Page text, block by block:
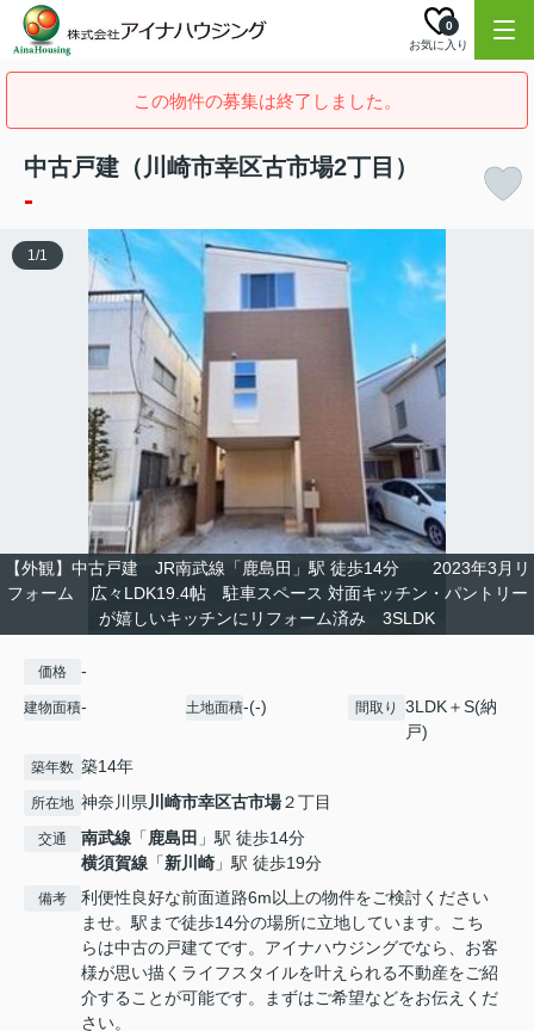
お気に入り
0
この物件の募集は終了しました。
中古戸建（川崎市幸区古市場2丁目）
-
【外観】中古戸建 JR南武線「鹿島田」駅 徒歩14分 2023年3月リ
フォーム 広々LDK19.4帖 駐車スペース 対面キッチン・パントリー
が嬉しいキッチンにリフォーム済み 3SLDK
1/1
価格 -
建物面積- 土地面積-(-) 間取り
3LDK＋S(納
戸)
築年数 築14年
所在地 神奈川県川崎市幸区古市場２丁目
交通 南武線 「鹿島田 」駅 徒歩14分
横須賀線 「新川崎 」駅 徒歩19分
備考
利便性良好な前面道路6m以上の物件をご検討ください
ませ。駅まで徒歩14分の場所に立地しています。こち
らは中古の戸建てです。アイナハウジングでなら、お客
様が思い描くライフスタイルを叶えられる不動産をご紹
介することが可能です。まずはご希望などをお伝えくだ
さい。